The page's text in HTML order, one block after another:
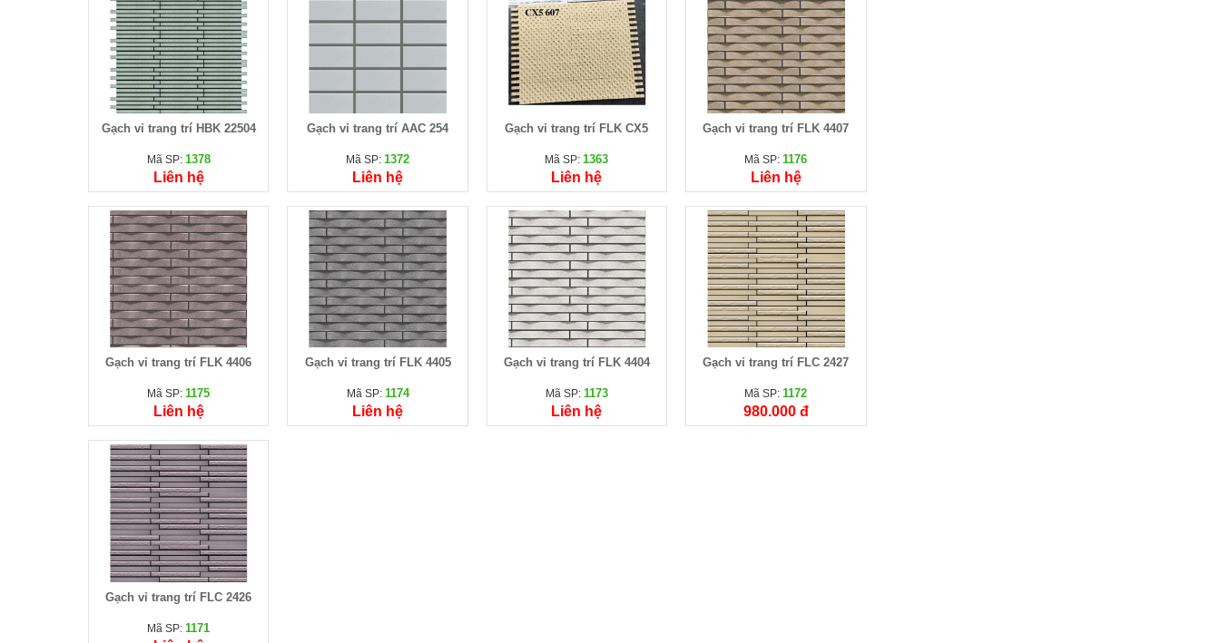
Gạch vỉ trang trí HBK 22504
Mã SP: 1378
Liên hệ
Gạch vỉ trang trí AAC 254
Mã SP:1372
Liên hệ
Gạch vỉ trang trí FLK CX5
Mã SP:1363
Liên hệ
Gạch vỉ trang trí FLK 4407
Mã SP:1176
Liên hệ
Gạch vỉ trang trí FLK 4406
Mã SP:1175
Liên hệ
Gạch vỉ trang trí FLK 4405
Mã SP: 1174
Liên hệ
Gạch vỉ trang trí FLK 4404
Mã SP: 1173
Liên hệ
Gạch vỉ trang trí FLC 2427
Mã SP:1172
980.000 đ
Gạch vỉ trang trí FLC 2426
Mã SP: 1171